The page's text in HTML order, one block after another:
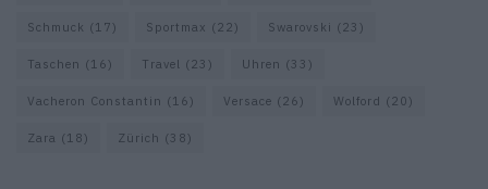
Schmuck (17) Sportmax (22) Swarovski (23)
Taschen (16) Travel (23) Uhren (33)
Vacheron Constantin (16) Versace (26) Wolford (20)
Zara (18) Zürich (38)